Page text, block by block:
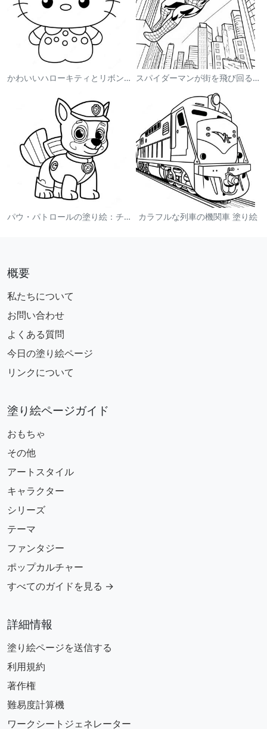
かわいいハローキティとリボンの塗り絵 スパイダーマンが街を飛び回る塗り絵
パウ・パトロールの塗り絵：チェイス カラフルな列車の機関車 塗り絵
概要
私たちについて
お問い合わせ
よくある質問
今日の塗り絵ページ
リンクについて
塗り絵ページガイド
おもちゃ
その他
アートスタイル
キャラクター
シリーズ
テーマ
ファンタジー
ポップカルチャー
すべてのガイドを見る →
詳細情報
塗り絵ページを送信する
利用規約
著作権
難易度計算機
ワークシートジェネレーター